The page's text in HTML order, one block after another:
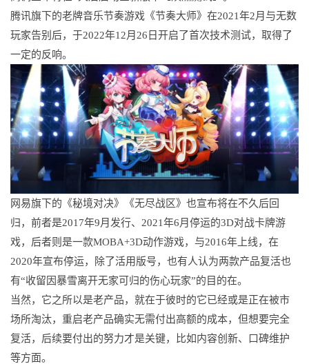
腾讯旗下的老牌音乐节奏游戏《节奏大师》在2021年2月与无数
玩家告别后，于2022年12月26日开启了首次技术测试，取得了
一定的反响。
网易旗下的《秘境对决》《无尽战区》也宣布将在不久后回
归，前者是2017年9月发行、2021年6月停运的3D对战卡牌游
戏，后者则是一款MOBA+3D动作游戏，与2016年上线，在
2020年宣布停运，除了活用版号，也有人认为两款产品复活也
有“收留因暴雪离开无家可归的伤心玩家”的目的在。
当然，它之所以是老产品，就在于彼时的它已经或是正在被市
场所淘汰，重启老产品确实无需付出高额的成本，但想要完全
复活，后续要付出的努力才是关键，比如内容创新、口碑维护
等方面。